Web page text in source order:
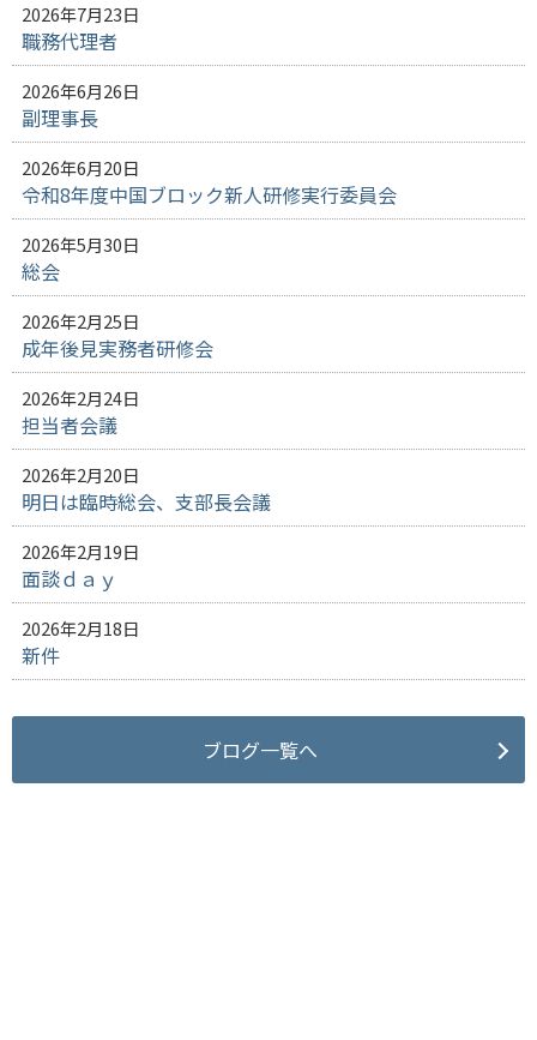
2026年7月23日
職務代理者
2026年6月26日
副理事長
2026年6月20日
令和8年度中国ブロック新人研修実行委員会
2026年5月30日
総会
2026年2月25日
成年後見実務者研修会
2026年2月24日
担当者会議
2026年2月20日
明日は臨時総会、支部長会議
2026年2月19日
面談ｄａｙ
2026年2月18日
新件
ブログ一覧へ